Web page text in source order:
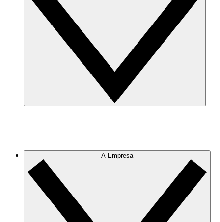
A Empresa